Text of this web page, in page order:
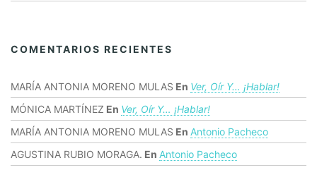
COMENTARIOS RECIENTES
MARÍA ANTONIA MORENO MULAS En Ver, Oír Y… ¡hablar!
MÓNICA MARTÍNEZ En Ver, Oír Y… ¡hablar!
MARÍA ANTONIA MORENO MULAS En Antonio Pacheco
AGUSTINA RUBIO MORAGA. En Antonio Pacheco